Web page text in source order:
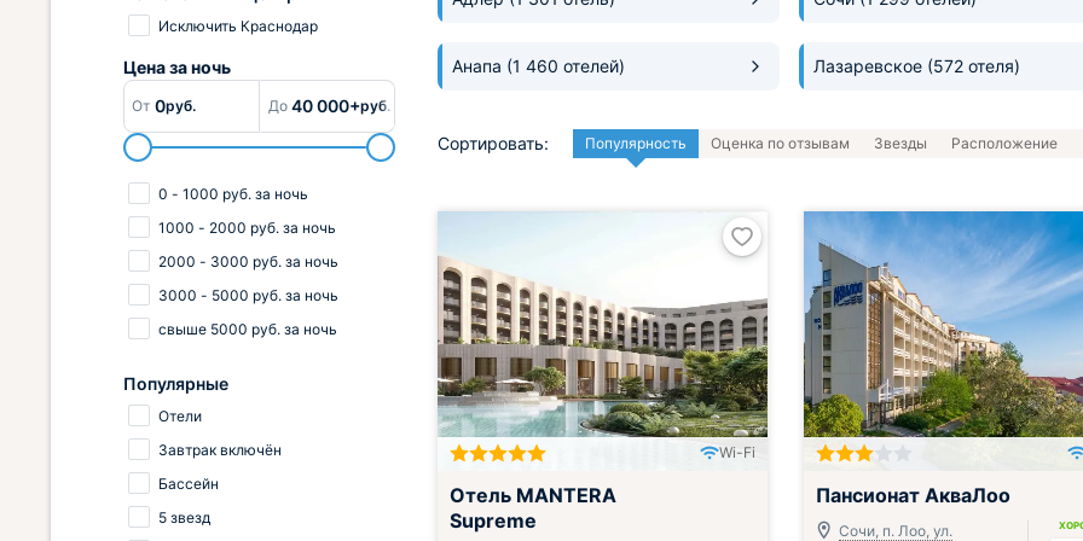
Анапа (1 460 отелей) Лазаревское (572 отеля)
Сортировать: Популярность Оценка по отзывам Звезды Расположение
Wi-Fi
Отель MANTERA
Supreme
Всё включено
Пансионат АкваЛоо
Сочи, п. Лоо, ул.
Исключить Краснодар
Цена заночь
От 0руб. До 40 000+руб.
0 - 1000 руб. за ночь
1000 - 2000 руб. за ночь
2000 - 3000 руб. за ночь
3000 - 5000 руб. за ночь
свыше 5000 руб. за ночь
Популярные
Отели
Завтрак включён
Бассейн
5 звезд